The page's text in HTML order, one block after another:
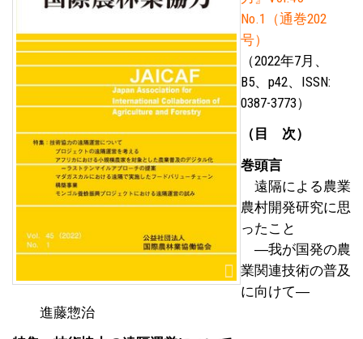
No.1（通巻202
号）
（2022年7月、
B5、p42、ISSN:
0387-3773）
（目 次）
巻頭言
遠隔による農業
農村開発研究に思
ったこと
―我が国発の農
業関連技術の普及
に向けて―
進藤惣治